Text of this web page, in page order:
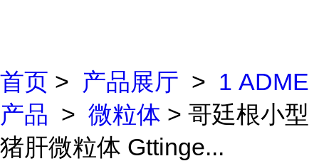
首页 > 产品展厅 > 1 ADME
产品 > 微粒体 > 哥廷根小型
猪肝微粒体 Gttinge...